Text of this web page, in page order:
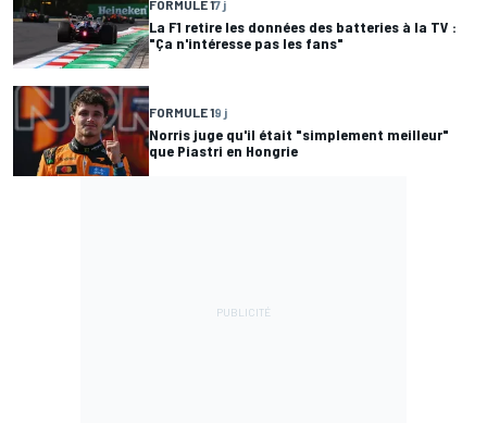
FORMULE 17 j
La F1 retire les données des batteries à la TV :
"Ça n'intéresse pas les fans"
FORMULE 19 j
Norris juge qu'il était "simplement meilleur"
que Piastri en Hongrie